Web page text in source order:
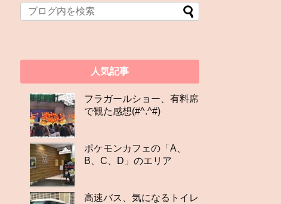
人気記事
フラガールショー、有料席
で観た感想(#^.^#)
ポケモンカフェの「A、
B、C、D」のエリア
高速バス、気になるトイレ